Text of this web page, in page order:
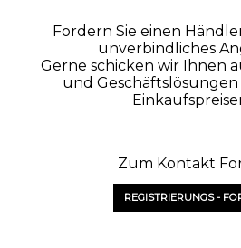
Fordern Sie einen
unverbindliches
Gerne schicken wir Ihnen
und
Zum Kontakt
REGISTRIERUNGS -